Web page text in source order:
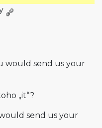
would send us your
„it“?
send us your